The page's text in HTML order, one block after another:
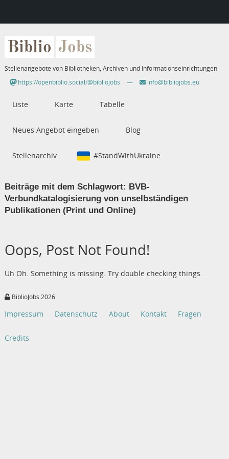
Biblio Jobs
Stellenangebote von Bibliotheken, Archiven und Informationseinrichtungen
https://openbiblio.social/@bibliojobs
— info@bibliojobs.eu
Liste Karte Tabelle
Neues Angebot eingeben Blog
Stellenarchiv #StandWithUkraine
Beiträge mit dem Schlagwort: BVB-
Verbundkatalogisierung von unselbständigen
Publikationen (Print und Online)
Oops, Post Not Found!
Uh Oh. Something is missing. Try double checking things.
BiblioJobs 2026
Impressum Datenschutz About Kontakt Fragen
Credits